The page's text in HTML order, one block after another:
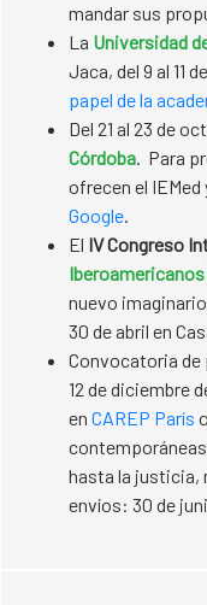
mandar sus
La Universidad
Jaca, del 9 al 11
papel de la
Del 21 al 23 de
Córdoba. Para
ofrecen el IEMed
Google.
El IV Congreso
Iberoamericanos
nuevo imaginario
30 de abril en
Convocatoria de
12 de diciembre
en CAREP París
hasta la justicia,
envíos: 30 de